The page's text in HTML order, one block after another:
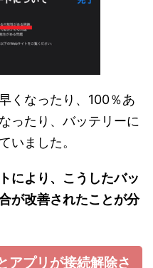
くなったり、100％あ
ったり、バッテリーに
いました。
により、こうしたバッ
が改善されたことが分
アプリが接続解除さ